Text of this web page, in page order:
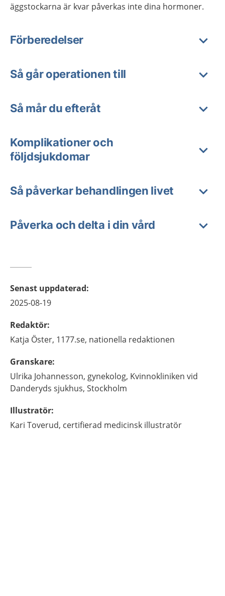
äggstockarna är kvar påverkas inte dina hormoner.
Förberedelser
Så går operationen till
Så mår du efteråt
Komplikationer och
följdsjukdomar
Så påverkar behandlingen livet
Påverka och delta i din vård
Senast uppdaterad:
2025-08-19
Redaktör:
Katja Öster, 1177.se, nationella redaktionen
Granskare:
Ulrika Johannesson, gynekolog, Kvinnokliniken vid
Danderyds sjukhus, Stockholm
Illustratör:
Kari Toverud, certifierad medicinsk illustratör